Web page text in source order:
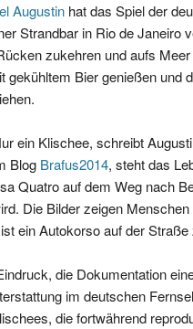
Augustinhat das Spiel der
Strandbar in Rio de Janeiro
zukehren und aufs
gekühltem Bier genießen und
ein Klischee, schreibt
Blog Brafus2014, steht das
Quatro auf dem Weg nach
Die Bilder zeigen
ein Autokorso auf der Straße
die Dokumentation
im deutschen
die fortwährend